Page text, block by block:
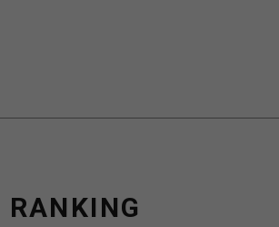
RANKING